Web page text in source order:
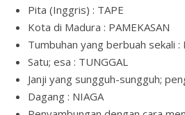
Pita (Inggris) : TAPE
Kota di Madura : PAMEKASAN
Tumbuhan yang berbuah sekali :
Satu; esa : TUNGGAL
Janji yang sungguh-sungguh;
Dagang : NIAGA